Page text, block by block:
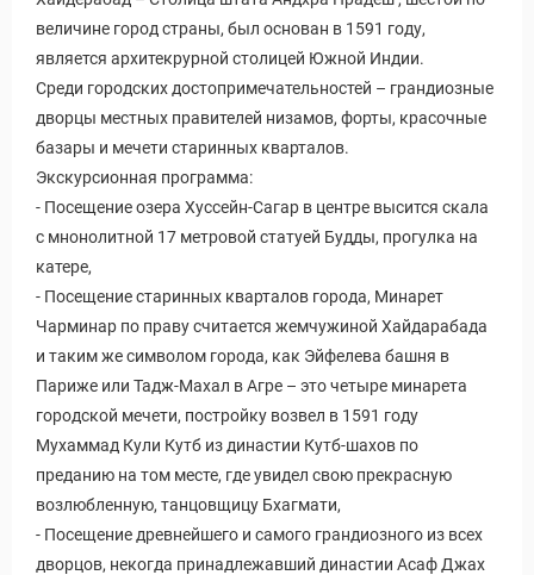
величине город страны, был основан в 1591 году,
является архитекрурной столицей Южной Индии.
Среди городских достопримечательностей – грандиозные
дворцы местных правителей низамов, форты, красочные
базары и мечети старинных кварталов.
Экскурсионная программа:
- Посещение озера Хуссейн-Сагар в центре высится скала
с мнонолитной 17 метровой статуей Будды, прогулка на
катере,
- Посещение старинных кварталов города, Минарет
Чарминар по праву считается жемчужиной Хайдарабада
и таким же символом города, как Эйфелева башня в
Париже или Тадж-Махал в Агре – это четыре минарета
городской мечети, постройку возвел в 1591 году
Мухаммад Кули Кутб из династии Кутб-шахов по
преданию на том месте, где увидел свою прекрасную
возлюбленную, танцовщицу Бхагмати,
- Посещение древнейшего и самого грандиозного из всех
дворцов, некогда принадлежавший династии Асаф Джах